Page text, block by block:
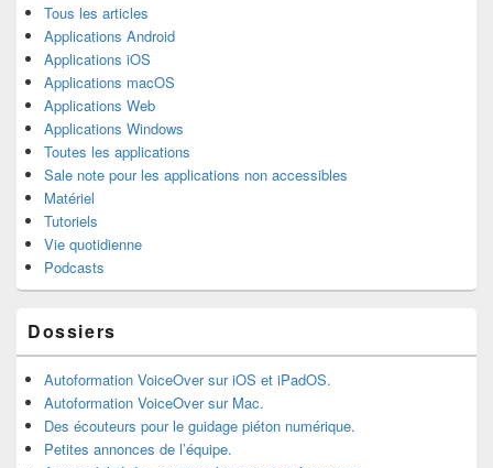
Tous les articles
Applications Android
Applications iOS
Applications macOS
Applications Web
Applications Windows
Toutes les applications
Sale note pour les applications non accessibles
Matériel
Tutoriels
Vie quotidienne
Podcasts
Dossiers
Autoformation VoiceOver sur iOS et iPadOS.
Autoformation VoiceOver sur Mac.
Des écouteurs pour le guidage piéton numérique.
Petites annonces de l’équipe.